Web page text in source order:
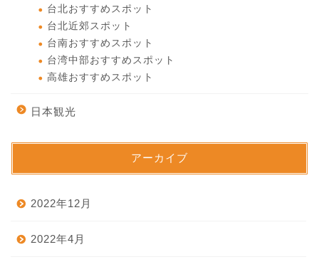
台北おすすめスポット
台北近郊スポット
台南おすすめスポット
台湾中部おすすめスポット
高雄おすすめスポット
日本観光
アーカイブ
2022年12月
2022年4月